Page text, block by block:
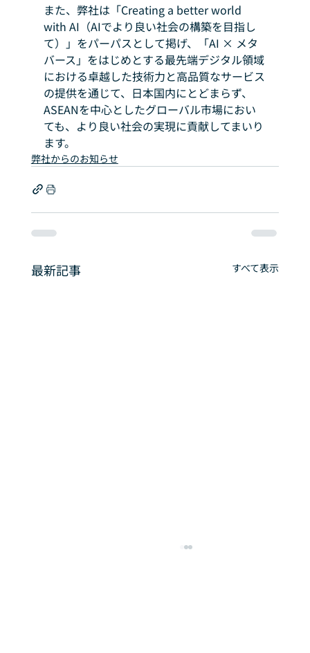
また、弊社は「Creating a better world
with AI（AIでより良い社会の構築を目指し
て）」をパーパスとして掲げ、「AI × メタ
バース」をはじめとする最先端デジタル領域
における卓越した技術力と高品質なサービス
の提供を通じて、日本国内にとどまらず、
ASEANを中心としたグローバル市場におい
ても、より良い社会の実現に貢献してまいり
ます。
弊社からのお知らせ
最新記事 すべて表示